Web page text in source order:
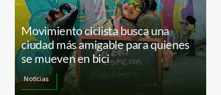
Movimiento ciclista busca una
ciudad más amigable para quienes
se mueven en bici
Noticias